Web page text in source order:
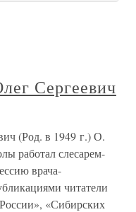
Сергеевич
(Род. в 1949 г.) О.
работал слесарем-
врача-
читатели
«Сибирских